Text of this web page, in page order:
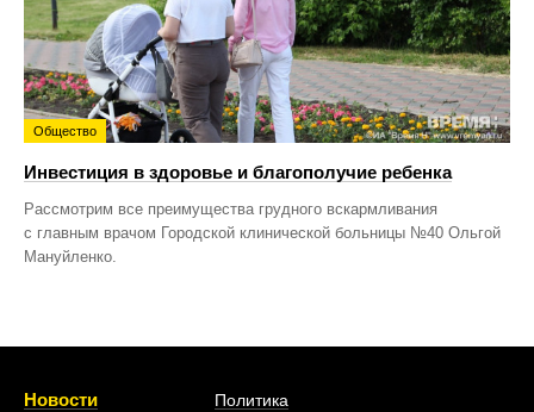
Общество
Инвестиция в здоровье и благополучие ребенка
Рассмотрим все преимущества грудного вскармливания
с главным врачом Городской клинической больницы №40 Ольгой
Мануйленко.
Новости
Политика